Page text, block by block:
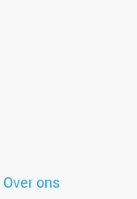
Over ons